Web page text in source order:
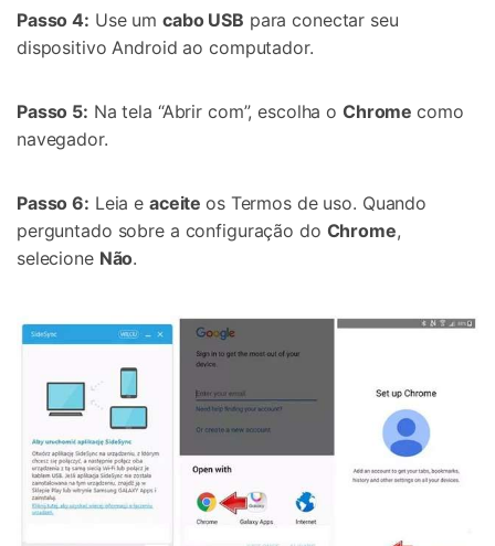
Passo 4: Use um cabo USB para conectar seu
dispositivo Android ao computador.
Passo 5: Na tela “Abrir com”, escolha o Chrome como
navegador.
Passo 6: Leia e aceiteos Termos de uso. Quando
perguntado sobre a configuração do Chrome,
selecione Não.